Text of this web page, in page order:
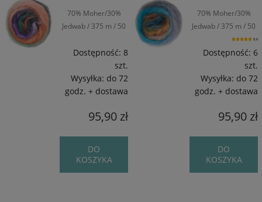
70% Moher/30%
Jedwab / 375 m / 50
Dostępność: 8
szt.
Wysyłka: do 72
godz. + dostawa
95,90 zł
DO
KOSZYKA
70% Moher/30%
Jedwab / 375 m / 50
5.0
Dostępność: 6
szt.
Wysyłka: do 72
godz. + dostawa
95,90 zł
DO
KOSZYKA